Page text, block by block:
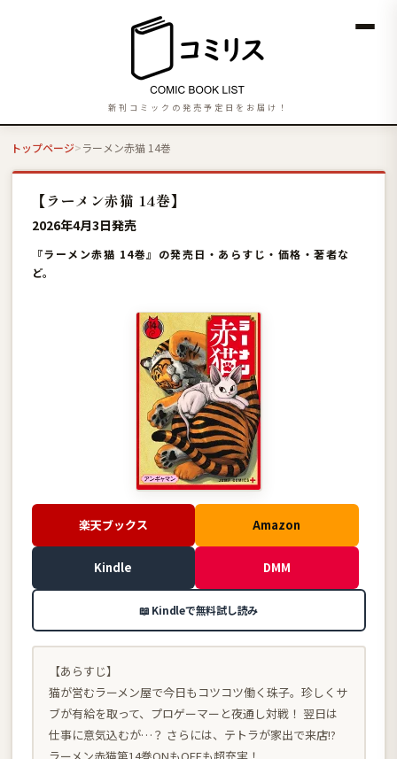
新刊コミックの発売予定日をお届け！
トップページ ラーメン赤猫 14巻
【ラーメン赤猫 14巻】
2026年4月3日発売
『ラーメン赤猫 14巻』の発売日・あらすじ・価格・著者な
ど。
楽天ブックス Amazon
Kindle DMM
📖 Kindleで無料試し読み
【あらすじ】
猫が営むラーメン屋で今日もコツコツ働く珠子。珍しくサ
ブが有給を取って、プロゲーマーと夜通し対戦！ 翌日は
仕事に意気込むが…？ さらには、テトラが家出で来店!?